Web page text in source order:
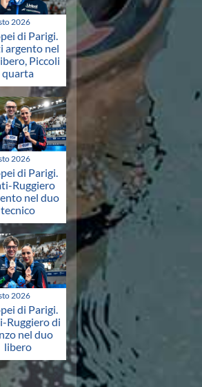
2026
di Parigi.
argento nel
Piccoli
quarta
2026
di Parigi.
Ruggiero
nel duo
tecnico
2026
di Parigi.
Ruggiero di
nel duo
libero